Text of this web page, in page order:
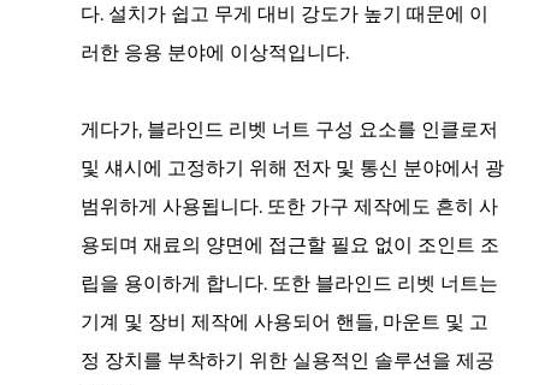
다. 설치가 쉽고 무게 대비 강도가 높기 때문에 이
러한 응용 분야에 이상적입니다.
게다가, 블라인드 리벳 너트 구성 요소를 인클로저
및 섀시에 고정하기 위해 전자 및 통신 분야에서 광
범위하게 사용됩니다. 또한 가구 제작에도 흔히 사
용되며 재료의 양면에 접근할 필요 없이 조인트 조
립을 용이하게 합니다. 또한 블라인드 리벳 너트는
기계 및 장비 제작에 사용되어 핸들, 마운트 및 고
정 장치를 부착하기 위한 실용적인 솔루션을 제공